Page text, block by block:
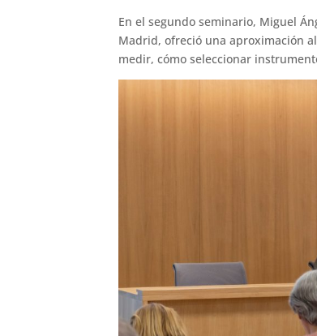
En el segundo seminario, Miguel
Madrid, ofreció una aproximación
medir, cómo seleccionar